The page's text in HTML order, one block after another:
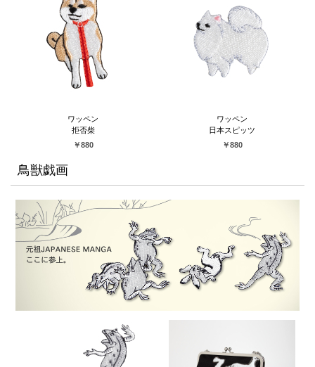
ワッペン
拒否柴
￥880
ワッペン
日本スピッツ
￥880
鳥獣戯画